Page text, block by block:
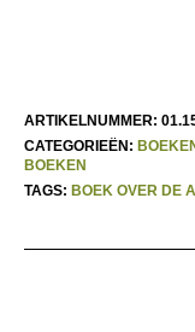
ARTIKELNUMMER:
CATEGORIEËN:
BOEKEN
TAGS: BOEK OVER DE